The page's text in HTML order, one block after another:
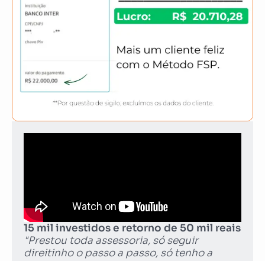
15 mil investidos e retorno de 50 mil reais
"Prestou toda assessoria, só seguir
direitinho o passo a passo, só tenho a